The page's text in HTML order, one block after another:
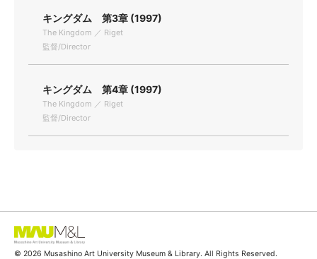
キングダム 第3章 (1997)
The Kingdom ／ Riget
監督/Director
キングダム 第4章 (1997)
The Kingdom ／ Riget
監督/Director
© 2026 Musashino Art University Museum & Library. All Rights Reserved.